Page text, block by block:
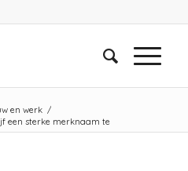
en werk /
een sterke merknaam te